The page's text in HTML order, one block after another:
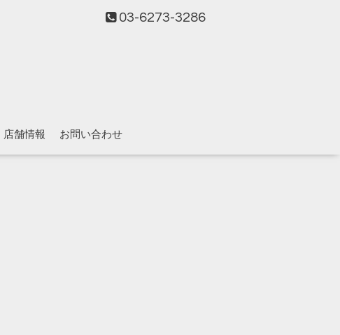
03-6273-3286
店舗情報 お問い合わせ